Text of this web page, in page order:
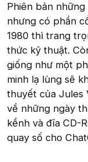
Phiên bản
nhưng có phần
1980 thì trang
thức kỹ thuật.
giống như một
minh lạ lùng sẽ
thuyết của Jules
về những ngày
kềnh và đĩa CD-
quay số cho